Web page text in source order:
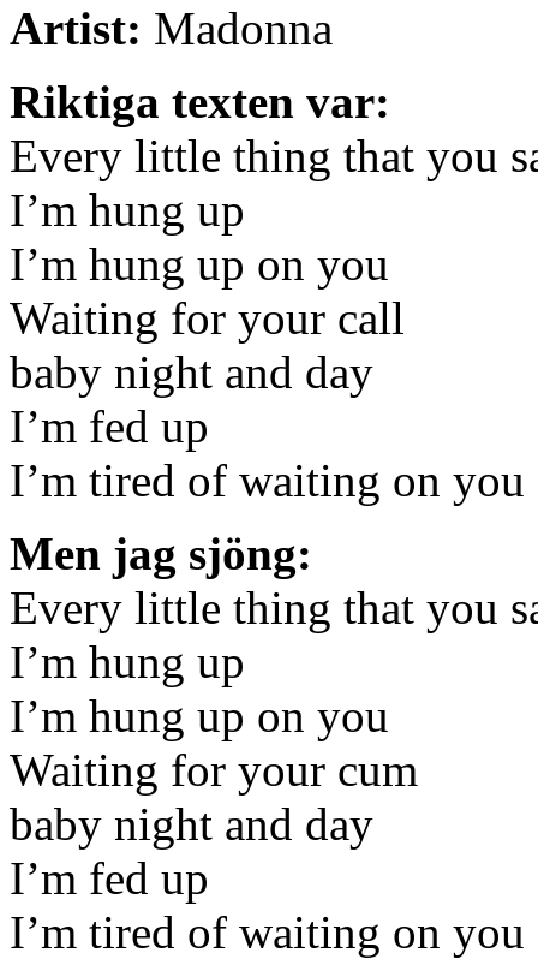
Artist: Madonna
Riktiga texten var:
Every little thing that you
I’m hung up
I’m hung up on you
Waiting for your call
baby night and day
I’m fed up
I’m tired of waiting on you
Men jag sjöng:
Every little thing that you
I’m hung up
I’m hung up on you
Waiting for your cum
baby night and day
I’m fed up
I’m tired of waiting on you